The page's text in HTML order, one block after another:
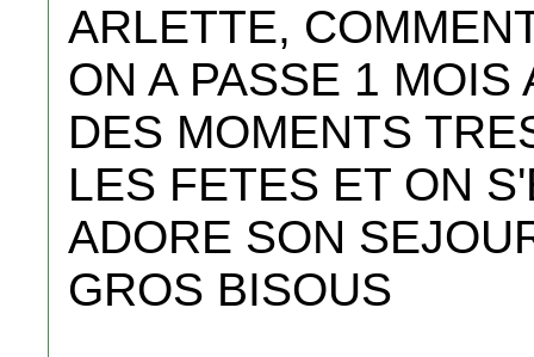
ARLETTE,
ON A PASSE 1 MOIS
DES MOMENTS
LES FETES ET ON
ADORE SON
GROS BISOUS